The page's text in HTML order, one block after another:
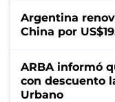
Argentina
China por
ARBA informó
con descuento
Urbano